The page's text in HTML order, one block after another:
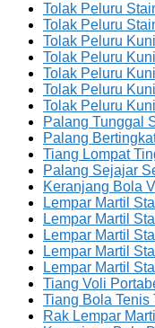
Tolak Peluru
Tolak Peluru
Tolak Peluru
Tolak Peluru
Tolak Peluru
Tolak Peluru
Tolak Peluru
Palang Tunggal
Palang
Tiang Lompat
Palang Sejajar
Keranjang Bola
Lempar Martil
Lempar Martil
Lempar Martil
Lempar Martil
Lempar Martil
Tiang Voli
Tiang Bola Tenis
Rak Lempar